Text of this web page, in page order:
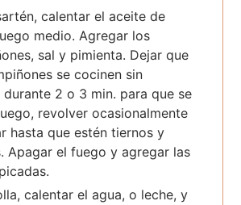
calentar el aceite de
medio. Agregar los
sal y pimienta. Dejar que
se cocinen sin
durante 2 o 3 min. para que se
revolver ocasionalmente
hasta que estén tiernos y
Apagar el fuego y agregar las
calentar el agua, o leche, y